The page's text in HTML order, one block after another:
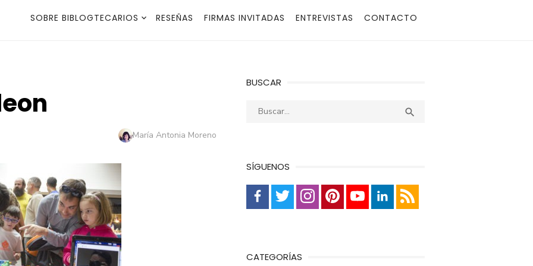
SOBRE BIBLOGTECARIOS RESEÑAS FIRMAS INVITADAS ENTREVISTAS CONTACTO
Autor
María Antonia Moreno
BUSCAR
Buscar: 
SÍGUENOS
CATEGORÍAS